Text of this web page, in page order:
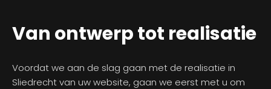
Van ontwerp tot realisatie
Voordat we aan de slag gaan met de realisatie in
Sliedrecht van uw website, gaan we eerst met u om